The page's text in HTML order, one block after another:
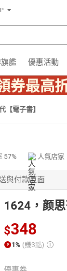
艦 優惠活動
【電子書】
57% 人氣店家
與付款頁面
1624，颜
$348
1% (賺3點)